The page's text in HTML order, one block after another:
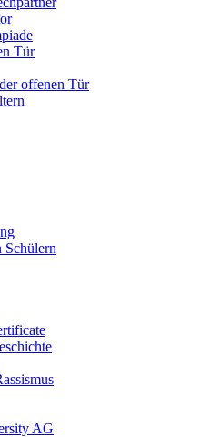
Tür
offenen Tür
Schülern
AG